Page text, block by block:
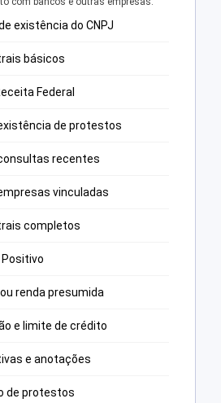
existência do CNPJ
básicos
Federal
de protestos
recentes
vinculadas
completos
renda presumida
e limite de crédito
e anotações
de protestos